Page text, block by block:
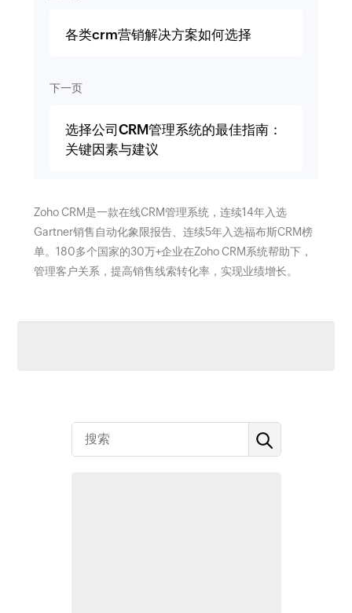
各类crm营销解决方案如何选择
下一页
选择公司CRM管理系统的最佳指南：
关键因素与建议
Zoho CRM是一款在线CRM管理系统，连续14年入选
Gartner销售自动化象限报告、连续5年入选福布斯CRM榜
单。180多个国家的30万+企业在Zoho CRM系统帮助下，
管理客户关系，提高销售线索转化率，实现业绩增长。